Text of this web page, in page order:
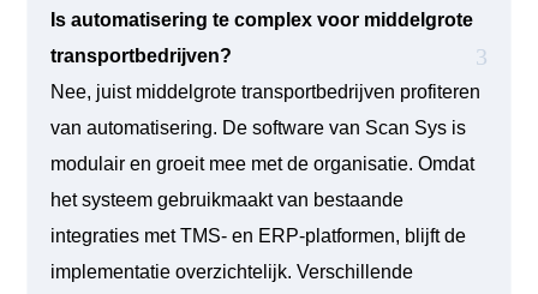
Is automatisering te complex voor middelgrote
transportbedrijven?
Nee, juist middelgrote transportbedrijven profiteren
van automatisering. De software van Scan Sys is
modulair en groeit mee met de organisatie. Omdat
het systeem gebruikmaakt van bestaande
integraties met TMS- en ERP-platformen, blijft de
implementatie overzichtelijk. Verschillende